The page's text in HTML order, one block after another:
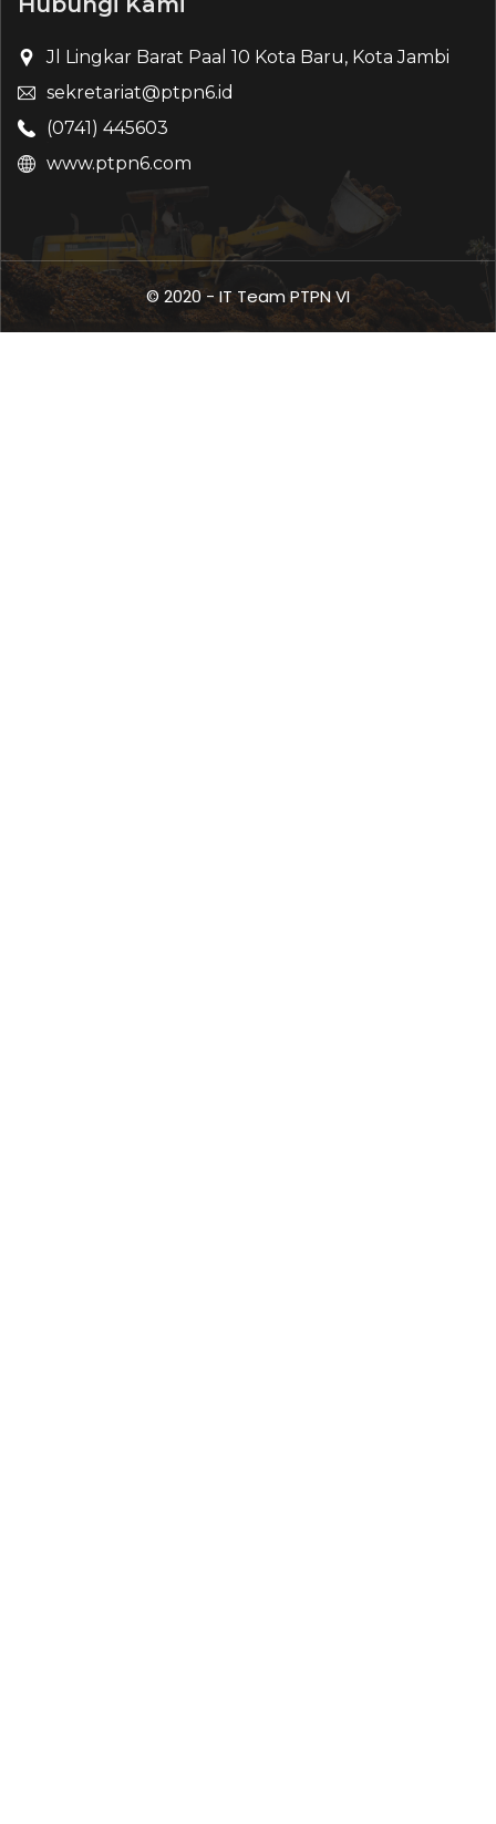
Jl Lingkar Barat Paal 10 Kota Baru, Kota Jambi
sekretariat@ptpn6.id
(0741) 445603
www.ptpn6.com
© 2020 - IT Team PTPN VI